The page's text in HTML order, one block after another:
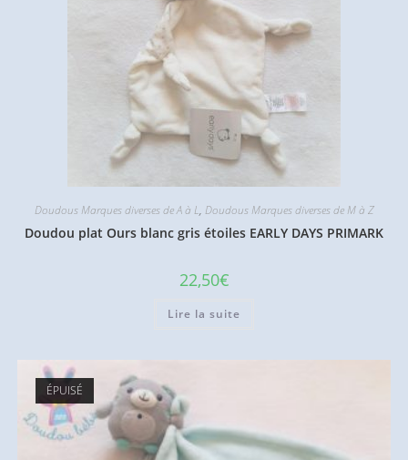
Doudous Marques diverses de A à L, Doudous Marques diverses de M à Z
Doudou plat Ours blanc gris étoiles EARLY DAYS PRIMARK
22,50€
Lire la suite
ÉPUISÉ